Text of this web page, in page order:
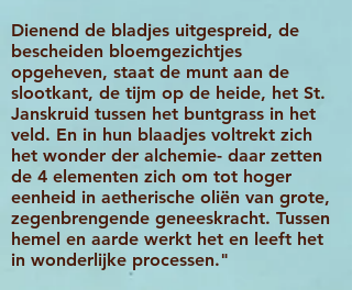
Dienend de bladjes uitgespreid, de
bescheiden bloemgezichtjes
opgeheven, staat de munt aan de
slootkant, de tijm op de heide, het St.
Janskruid tussen het buntgrass in het
veld. En in hun blaadjes voltrekt zich
het wonder der alchemie- daar zetten
de 4 elementen zich om tot hoger
eenheid in aetherische oliën van grote,
zegenbrengende geneeskracht. Tussen
hemel en aarde werkt het en leeft het
in wonderlijke processen."